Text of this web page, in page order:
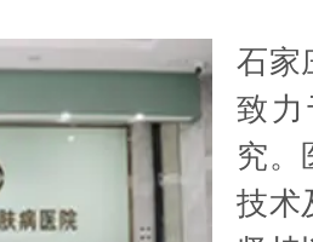
石家
致
究。
技术